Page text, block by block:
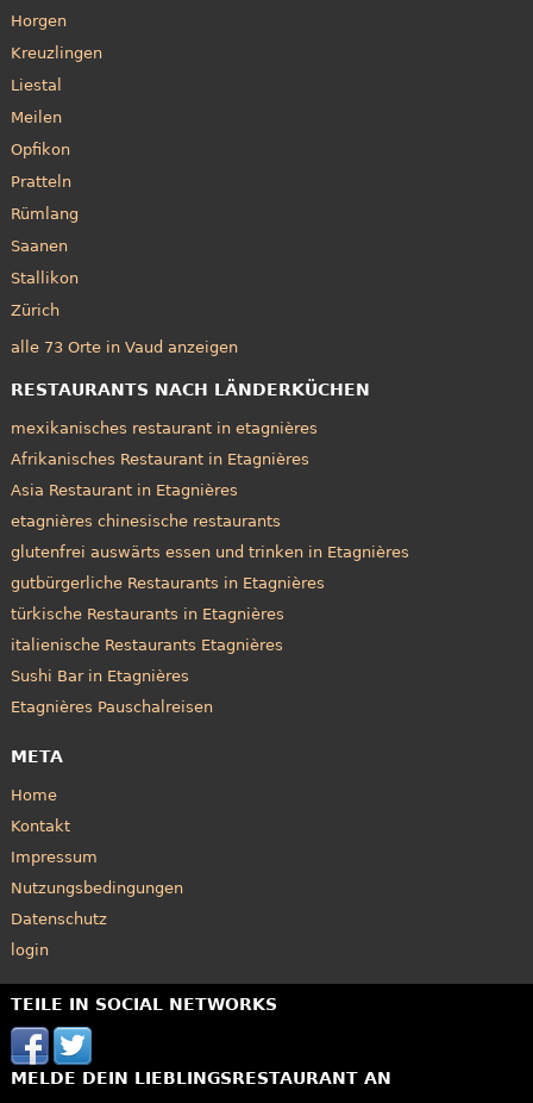
Horgen
Kreuzlingen
Liestal
Meilen
Opfikon
Pratteln
Rümlang
Saanen
Stallikon
Zürich
alle 73 Orte in Vaud anzeigen
RESTAURANTS NACH LÄNDERKÜCHEN
mexikanisches restaurant in etagnières
Afrikanisches Restaurant in Etagnières
Asia Restaurant in Etagnières
etagnières chinesische restaurants
glutenfrei auswärts essen und trinken in Etagnières
gutbürgerliche Restaurants in Etagnières
türkische Restaurants in Etagnières
italienische Restaurants Etagnières
Sushi Bar in Etagnières
Etagnières Pauschalreisen
META
Home
Kontakt
Impressum
Nutzungsbedingungen
Datenschutz
login
TEILE IN SOCIAL NETWORKS
MELDE DEIN LIEBLINGSRESTAURANT AN